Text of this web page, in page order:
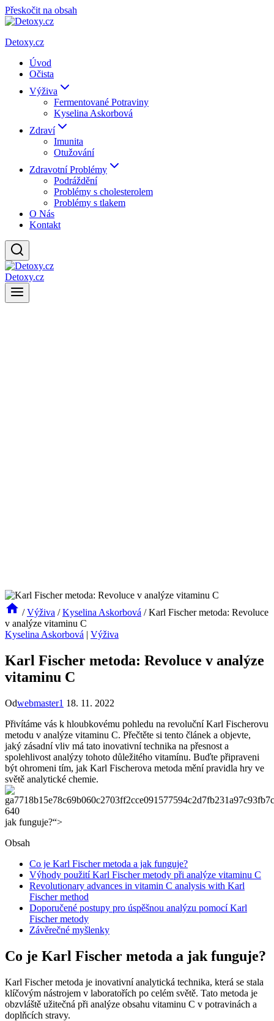
Přeskočit na obsah
Detoxy.cz
Úvod
Očista
Výživa
Fermentované Potraviny
Kyselina Askorbová
Zdraví
Imunita
Otužování
Zdravotní Problémy
Podráždění
Problémy s cholesterolem
Problémy s tlakem
O Nás
Kontakt
Detoxy.cz
/ Výživa / Kyselina Askorbová / Karl Fischer metoda: Revoluce
v analýze vitaminu C
Kyselina Askorbová | Výživa
Karl Fischer metoda: Revoluce v analýze
vitaminu C
Odwebmaster1 18. 11. 2022
Přivítáme vás k hloubkovému pohledu na revoluční Karl Fischerovu
metodu v analýze vitaminu C. Přečtěte si tento článek a objevte,
jaký zásadní vliv má tato inovativní technika na přesnost a
spolehlivost analýzy tohoto důležitého vitamínu. Buďte připraveni
být ohromeni tím, jak Karl Fischerova metoda mění pravidla hry ve
světě analytické chemie.
jak funguje?“>
Obsah
Co je Karl Fischer metoda a jak funguje?
Výhody použití Karl Fischer metody při analýze vitaminu C
Revolutionary advances in vitamin C analysis with Karl
Fischer method
Doporučené postupy pro úspěšnou analýzu pomocí Karl
Fischer metody
Závěrečné myšlenky
Co je Karl Fischer metoda a jak funguje?
Karl Fischer metoda je inovativní analytická technika, která se stala
klíčovým nástrojem v laboratořích po celém světě. Tato metoda je
obzvláště užitečná při analýze obsahu vitaminu C v potravinách a
doplňcích stravy.